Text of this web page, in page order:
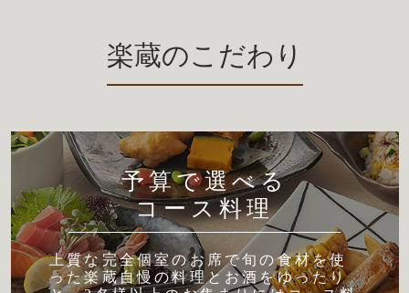
楽蔵のこだわり
予算で選べる
コース料理
上質な完全個室のお席で旬の食材を使
った楽蔵自慢の料理とお酒をゆったり